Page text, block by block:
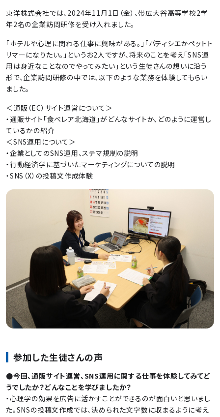
東洋株式会社では、2024年11月1日（金）、帯広大谷高等学校2学
年2名の企業訪問研修を受け入れました。
「ホテルや心理に関わる仕事に興味がある。」「パティシエかペットト
リマーになりたい。」というお2人ですが、将来のことを考え「SNS運
用は身近なことなのでやってみたい」という生徒さんの想いに沿う
形で、企業訪問研修の中では、以下のような業務を体験してもらい
ました。
＜通販（EC）サイト運営について＞
・通販サイト「食べレア北海道」がどんなサイトか、どのように運営し
ているかの紹介
＜SNS運用について＞
・企業としてのSNS運用、ステマ規制の説明
・行動経済学に基づいたマーケティングについての説明
・SNS（X）の投稿文作成体験
参加した生徒さんの声
●今回、通販サイト運営、SNS運用に関する仕事を体験してみてど
うでしたか？どんなことを学びましたか？
・心理学の効果を広告に活かすことができるのが面白いと思いまし
た。SNSの投稿文作成では、決められた文字数に収まるように考え